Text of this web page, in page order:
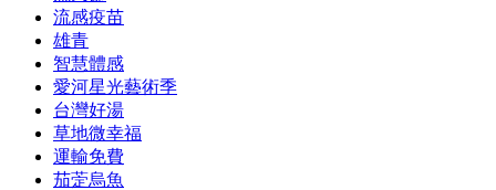
流感疫苗
雄青
智慧體感
愛河星光藝術季
台灣好湯
草地微幸福
運輸免費
茄萣烏魚